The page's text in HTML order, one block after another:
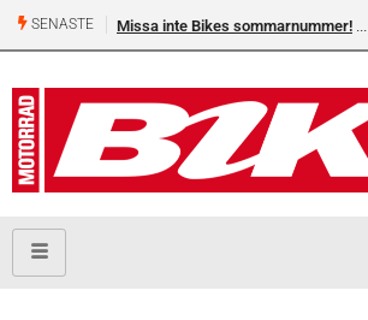
SENASTE Missa inte Bikes sommarnummer!